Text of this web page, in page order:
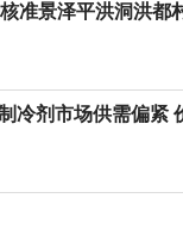
准景泽平洪洞洪都
冷剂市场供需偏紧